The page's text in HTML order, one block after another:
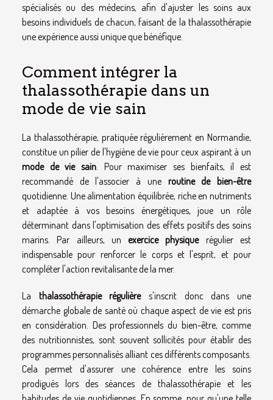
spécialisés ou des médecins, afin d'ajuster les soins aux
besoins individuels de chacun, faisant de la thalassothérapie
une expérience aussi unique que bénéfique.
Comment intégrer la
thalassothérapie dans un
mode de vie sain
La thalassothérapie, pratiquée régulièrement en Normandie,
constitue un pilier de l'hygiène de vie pour ceux aspirant à un
mode de vie sain. Pour maximiser ses bienfaits, il est
recommandé de l'associer à une routine de bien-être
quotidienne. Une alimentation équilibrée, riche en nutriments
et adaptée à vos besoins énergétiques, joue un rôle
déterminant dans l'optimisation des effets positifs des soins
marins. Par ailleurs, unexercice physiquerégulier est
indispensable pour renforcer le corps et l'esprit, et pour
compléter l'action revitalisante de la mer.
La thalassothérapie régulières'inscrit donc dans une
démarche globale de santé où chaque aspect de vie est pris
en considération. Des professionnels du bien-être, comme
des nutritionnistes, sont souvent sollicités pour établir des
programmes personnalisés alliant ces différents composants.
Cela permet d'assurer une cohérence entre les soins
prodigués lors des séances de thalassothérapie et les